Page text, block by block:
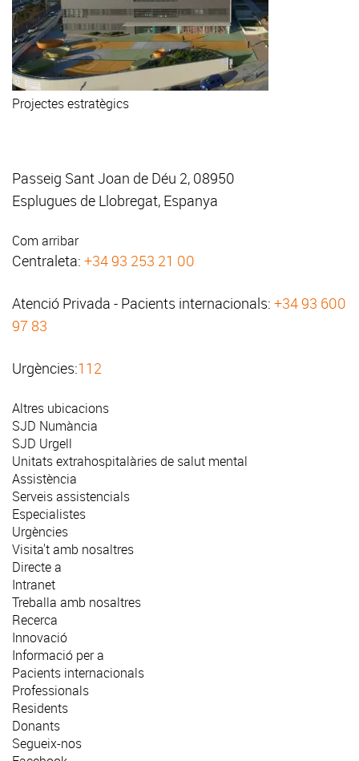
Projectes estratègics
Passeig Sant Joan de Déu 2, 08950
Esplugues de Llobregat, Espanya
Com arribar
Centraleta: +34 93 253 21 00
Atenció Privada - Pacients internacionals: +34 93 600
97 83
Urgències:112
Altres ubicacions
SJD Numància
SJD Urgell
Unitats extrahospitalàries de salut mental
Assistència
Serveis assistencials
Especialistes
Urgències
Visita't amb nosaltres
Directe a
Intranet
Treballa amb nosaltres
Recerca
Innovació
Informació per a
Pacients internacionals
Professionals
Residents
Donants
Segueix-nos